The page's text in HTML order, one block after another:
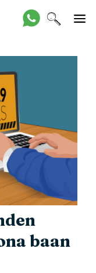
baan